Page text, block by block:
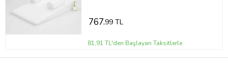
767,99 TL
81,91 TL'den Başlayan Taksitlerle